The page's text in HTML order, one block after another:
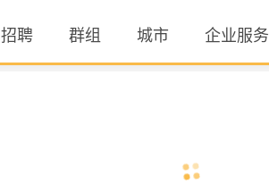
招聘 群组 城市 企业服务